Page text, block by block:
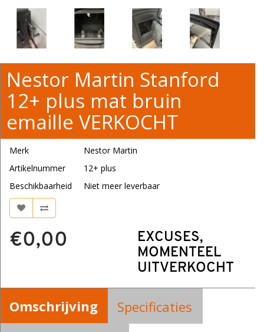
Nestor Martin Stanford
12+ plus mat bruin
emaille VERKOCHT
Merk
Nestor Martin
Artikelnummer
12+ plus
Beschikbaarheid
Niet meer leverbaar
€0,00
EXCUSES,
MOMENTEEL
UITVERKOCHT
Omschrijving
Specificaties